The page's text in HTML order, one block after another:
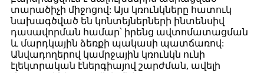
տարածիչի միջոցով: Այս կռունկները հատուկ
նախագծված են կոնտեյներների ինտենսիվ
դասավորման համար՝ իրենց ավտոմատացման
և մարդկային ձեռքի պակասի պատճառով:
Անվադողերով կամրջային կռունկն ունի
էլեկտրական էներգիայով շարժման, ավելի